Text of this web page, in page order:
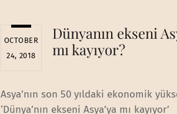
OCTOBER
24, 2018
Dünyanın ekseni
mı kayıyor?
Asya’nın son 50 yıldaki ekonomik
‘Dünya’nın ekseni Asya’ya mı kayıyor’